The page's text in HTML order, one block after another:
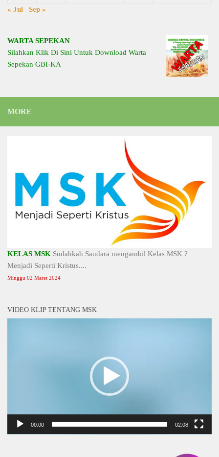
« Jul
Sep »
WARTA SEPEKAN
Silahkan Klik Di Sini Untuk Download Warta
Sepekan GBI-KA
MORE
KELAS MSK Sudahkah Saudara mengambil Kelas MSK ?
Menjadi Seperti Kristus....
Minggu 02 Maret 2024
VIDEO KLIP TENTANG MSK
00:00 02:08